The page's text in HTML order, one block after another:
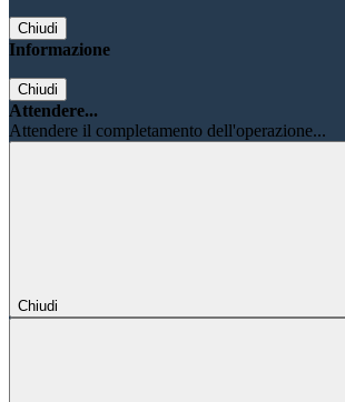
Chiudi
Informazione
Chiudi
Attendere...
Attendere il completamento dell'operazione...
Chiudi